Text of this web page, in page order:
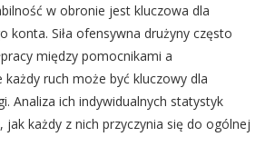
w obronie jest kluczowa dla
konta. Siła ofensywna drużyny często
między pomocnikami a
każdy ruch może być kluczowy dla
Analiza ich indywidualnych statystyk
każdy z nich przyczynia się do ogólnej